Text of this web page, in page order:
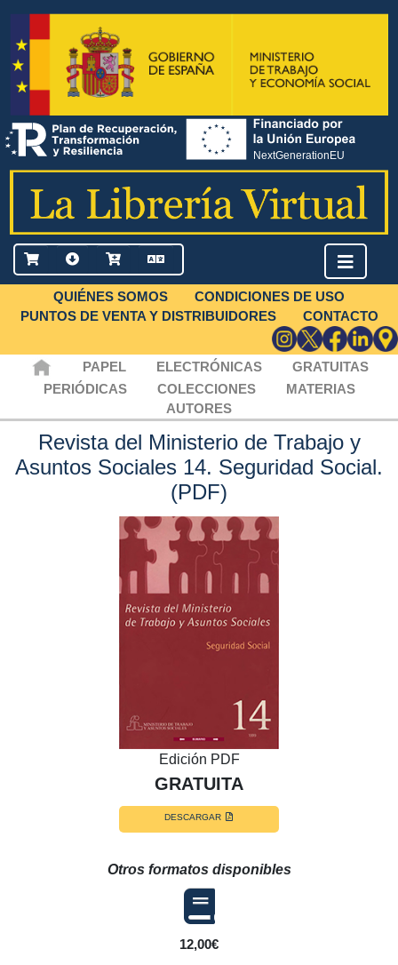
QUIÉNES SOMOS
CONDICIONES DE USO
PUNTOS DE VENTA Y DISTRIBUIDORES
CONTACTO
PAPEL ELECTRÓNICAS
GRATUITAS
PERIÓDICAS
COLECCIONES
MATERIAS
AUTORES
Revista del Ministerio de Trabajo y
Asuntos Sociales 14. Seguridad Social.
(PDF)
Edición PDF
GRATUITA
DESCARGAR
Otros formatos disponibles
12,00€